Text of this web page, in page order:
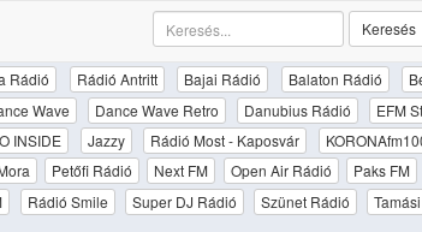
Keresés
Rádió Rádió Antritt Bajai Rádió Balaton Rádió
Wave Dance Wave Retro Danubius Rádió EFM
INSIDE Jazzy Rádió Most - Kaposvár
Petőfi Rádió Next FM Open Air Rádió Paks FM
Rádió Smile Super DJ Rádió Szünet Rádió